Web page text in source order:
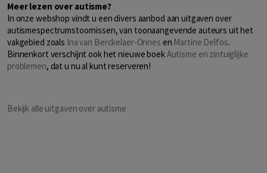
Meer lezen over autisme?
In onze webshop vindt u een divers aanbod aan uitgaven over
autismespectrumstoornissen, van toonaangevende auteurs uit het
vakgebied zoals Ina van Berckelaer-Onnes en Martine Delfos.
Binnenkort verschijnt ook het nieuwe boekAutisme en zintuiglijke
problemen, dat u nu al kunt reserveren!
Bekijk alle uitgaven over autisme